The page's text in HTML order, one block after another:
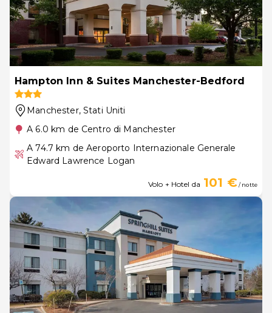
Hampton Inn & Suites Manchester-Bedford
Manchester, Stati Uniti
A 6.0 km de Centro di Manchester
A 74.7 km de Aeroporto Internazionale Generale
Edward Lawrence Logan
Volo + Hotel da 101 €/ notte